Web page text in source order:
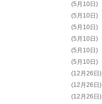
(5月10日)
(5月10日)
(5月10日)
(5月10日)
(5月10日)
(5月10日)
(12月26日)
(12月26日)
(12月26日)